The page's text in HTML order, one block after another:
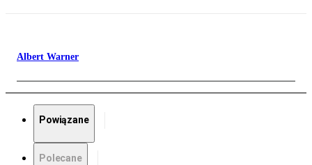
Albert Warner
Powiązane
Polecane